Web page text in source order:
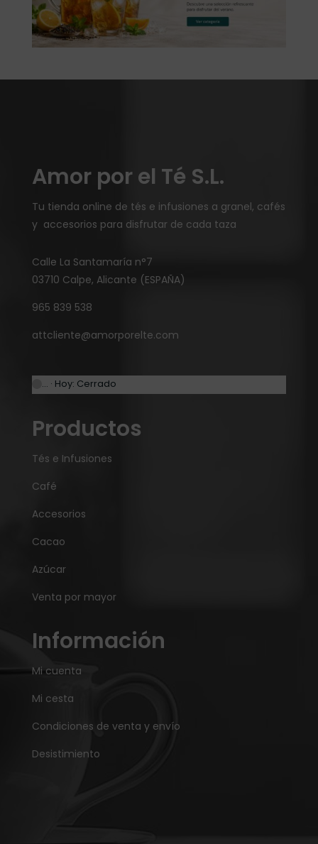
Amor por el Té S.L.
Tu tienda online de tés e infusiones a granel, cafés
y accesorios para disfrutar de cada taza
Calle La Santamaría n°7
03710 Calpe, Alicante (ESPAÑA)
965 839 538
attcliente@amorporelte.com
… · Hoy: Cerrado
Productos
Tés e Infusiones
Café
Accesorios
Cacao
Azúcar
Venta por mayor
Información
Mi cuenta
Mi cesta
Condiciones de venta y envío
Desistimiento